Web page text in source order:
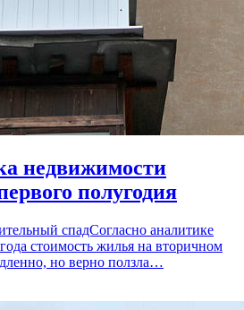
недвижимости
полугодия
спадСогласно аналитике
стоимость жилья на вторичном
но верно ползла…